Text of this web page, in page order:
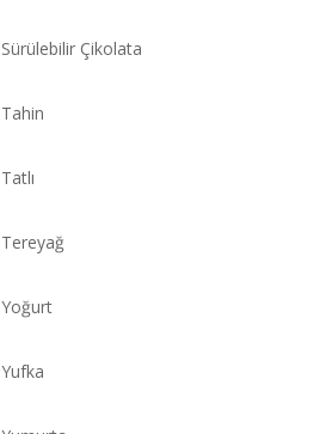
Sürülebilir Çikolata
Tahin
Tatlı
Tereyağ
Yoğurt
Yufka